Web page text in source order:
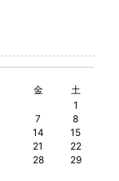
金
土
1
7
8
14
15
21
22
28
29